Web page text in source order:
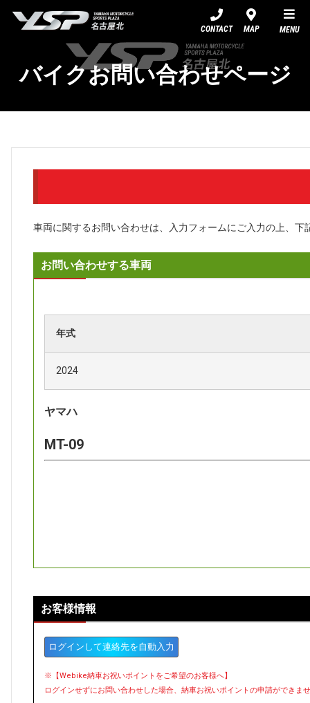
CONTACT MAP MENU
バイクお問い合わせページ
車両に関するお問い合わせは、入力フォームにご入力の上、
お客様情報
ログインして連絡先を自動入力
※【Webike納車お祝いポイントをご希望のお客様へ】
ログインせずにお問い合わせした場合、納車お祝いポイントの申請ができま
お問い合わせする車両
年式
2024
ヤマハ
MT-09